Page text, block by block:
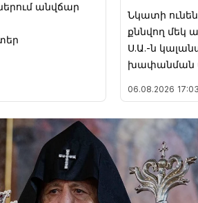
անվճար
Նկատի
քննվող մեկ
Ս.Ա.-ն
խափանման
06.08.2026 17:03